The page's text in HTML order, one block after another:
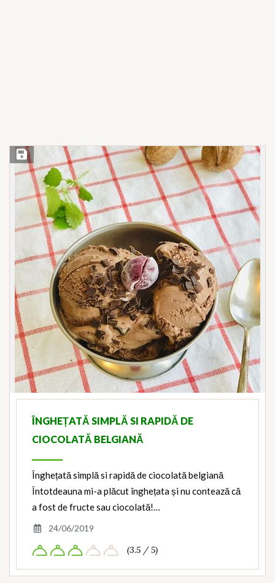
Save Recipe
ÎNGHEȚATĂ SIMPLĂ SI RAPIDĂ DE
CIOCOLATĂ BELGIANĂ
Înghețată simplă si rapidă de ciocolată belgiană
Întotdeauna mi-a plăcut înghețata și nu contează că
a fost de fructe sau ciocolată!…
24/06/2019
(3.5 / 5)